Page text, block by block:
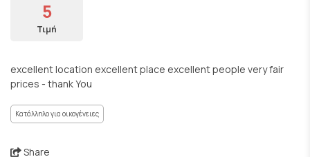
5
Τιμή
excellent location excellent place excellent people very fair
prices - thank You
Κατάλληλο για οικογένειες
Share